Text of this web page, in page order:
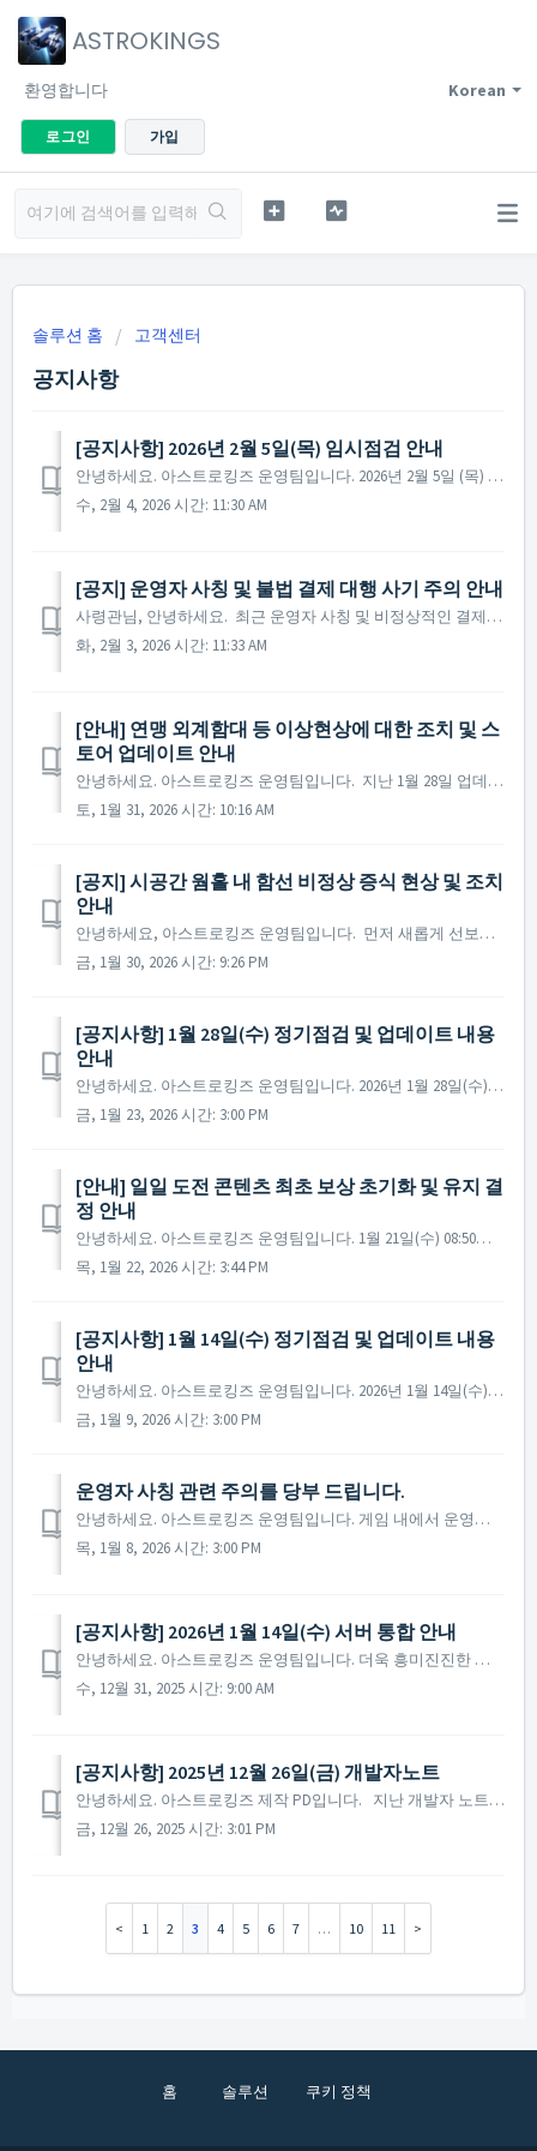
ASTROKINGS
Korean
환영합니다
로그인 가입
솔루션 홈 고객센터
공지사항
[공지사항] 2026년 2월 5일(목) 임시점검 안내
안녕하세요. 아스트로킹즈 운영팀입니다. 2026년 2월 5일 (목) 게임 서비스의 임시 점검이 진행될 예정입니다. 아스트로킹즈 임시 점검 안내 [점검 시간] 2026년 2월 5일 (목) 14:00 부터 ~ 15:00 까지 (총 1시간) ...
수, 2월 4, 2026 시간: 11:30 AM
[공지] 운영자 사칭 및 불법 결제 대행 사기 주의 안내
사령관님, 안녕하세요. 최근 운영자 사칭 및 비정상적인 결제 대행 사기가 확인되고 있어 각별한 주의를 당부드립니다. 1. 주요 사기 유형 - 운영자 사칭: 비밀번호, UID 등 로그인 정보를 요구하는 행위 - 결제 사기: 환율 차이 등을 빌미로 저렴하게 결제해주...
화, 2월 3, 2026 시간: 11:33 AM
[안내] 연맹 외계함대 등 이상현상에 대한 조치 및 스
토어 업데이트 안내
안녕하세요. 아스트로킹즈 운영팀입니다. 지난 1월 28일 업데이트 이후, 연맹 외계함대 및 레이더 탐지 등의 오류 현상으로 인해 우주 탐험에 큰 불편을 겪으신 모든 사령관님들께 깊은 사과의 말씀을 드립니다. 현재 사령관님들께서 보내주신 제보를 바탕으로 1차 수정...
토, 1월 31, 2026 시간: 10:16 AM
[공지] 시공간 웜홀 내 함선 비정상 증식 현상 및 조치
안내
안녕하세요, 아스트로킹즈 운영팀입니다. 먼저 새롭게 선보인 '시공간 웜홀' 콘텐츠에 참여해 주신 모든 사령관님께 깊은 감사의 말씀을 드립니다. 현재 운영팀은 시공간 웜홀 플레이 중 일부 사령관님의 일반 함선이 비정상적으로 증식하는 현상을 확인하였습니다. ...
금, 1월 30, 2026 시간: 9:26 PM
[공지사항] 1월 28일(수) 정기점검 및 업데이트 내용
안내
안녕하세요. 아스트로킹즈 운영팀입니다. 2026년 1월 28일(수)에 진행 예정인 정기 점검 및 업데이트에 대해 안내드립니다. ※ 점검 내용은 상황에 따라 변경될 수 있으며, 변경 시 본 공지로 안내드릴 예정입니다. ▶ 정기점검 및 업데이트 사전 안내 - 점검 일...
금, 1월 23, 2026 시간: 3:00 PM
[안내] 일일 도전 콘텐츠 최초 보상 초기화 및 유지 결
정 안내
안녕하세요. 아스트로킹즈 운영팀입니다. 1월 21일(수) 08:50경, 일일 도전 콘텐츠의 '최초 보상' 기록이 의도치 않게 초기화되는 현상이 발생하였습니다. 그 결과로 일부 사령관님들께서 일일 도전을 다시 진행하여 최초 보상을 추가로 수령하고 ...
목, 1월 22, 2026 시간: 3:44 PM
[공지사항] 1월 14일(수) 정기점검 및 업데이트 내용
안내
안녕하세요. 아스트로킹즈 운영팀입니다. 2026년 1월 14일(수) 진행될 정기점검과 업데이트 내용에 대해 안내드립니다. ※ 점검 내용은 상황에 따라 변경될 수 있으며, 변경 시 본 공지로 안내드릴 예정입니다. ▶ 정기점검 및 업데이트 사전 안내 -...
금, 1월 9, 2026 시간: 3:00 PM
운영자 사칭 관련 주의를 당부 드립니다.
안녕하세요. 아스트로킹즈 운영팀입니다. 게임 내에서 운영진을 사칭하는 우편을 발송하는 사례가 적발되어 이용약관에 따라 제재가 적용되었습니다. 아스트로킹즈 운영진은 공식 계정이 아닌 개인의 계정을 사용하여 개별적인 연락을 드리지 않습니다. 또한, 아스...
목, 1월 8, 2026 시간: 3:00 PM
[공지사항] 2026년 1월 14일(수) 서버 통합 안내
안녕하세요. 아스트로킹즈 운영팀입니다. 더욱 흥미진진한 게임 환경을 제공하기 위한 서버 통합이 진행됩니다. ※ 2021년부터 진행되는 서버 통합은 통합 서버를 대상으로 통합 전 2주간 서버 통합 특별 이벤트가 진행됩니다.
수, 12월 31, 2025 시간: 9:00 AM
[공지사항] 2025년 12월 26일(금) 개발자노트
안녕하세요. 아스트로킹즈 제작 PD입니다. 지난 개발자 노트 이후 약 9개월 만에 다시 사령관 여러분께 인사를 드리게 되었습니다. 직접 소식을 전해드리지 못한 기간에도 사령관 여러분께서 보내주신 소중한 의견 하나하나를 빠짐없이 확인하며 귀 기울여 왔습니다. 저희...
금, 12월 26, 2025 시간: 3:01 PM
1 2 3 4 5 6 7 … 10 11
홈 솔루션 쿠키 정책